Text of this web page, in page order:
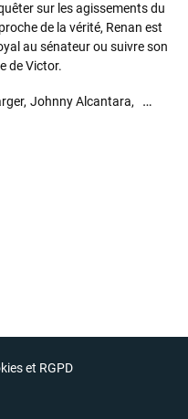
sur les agissements du
de la vérité, Renan est
au sénateur ou suivre son
de Victor.
Johnny Alcantara Juliana
et RGPD